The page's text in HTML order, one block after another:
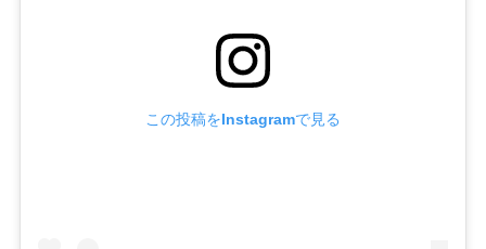
この投稿をInstagramで見る